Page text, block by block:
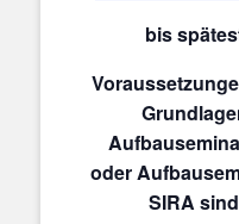
bis
oder
SIRA